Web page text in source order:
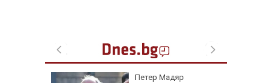
Петер Мадяр